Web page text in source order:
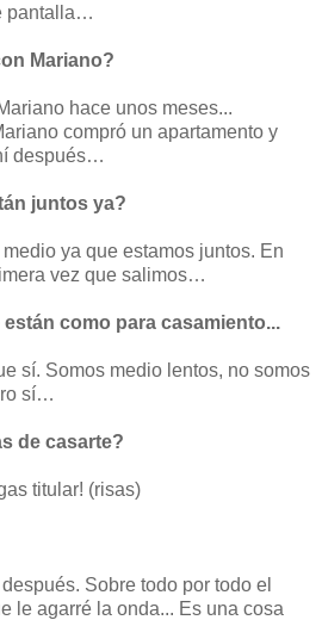
pantalla…
Mariano?
hace unos meses...
compró un apartamento y
después…
juntos ya?
ya que estamos juntos. En
vez que salimos…
como para casamiento...
sí. Somos medio lentos, no somos
sí…
de casarte?
titular! (risas)
Sobre todo por todo el
le agarré la onda... Es una cosa